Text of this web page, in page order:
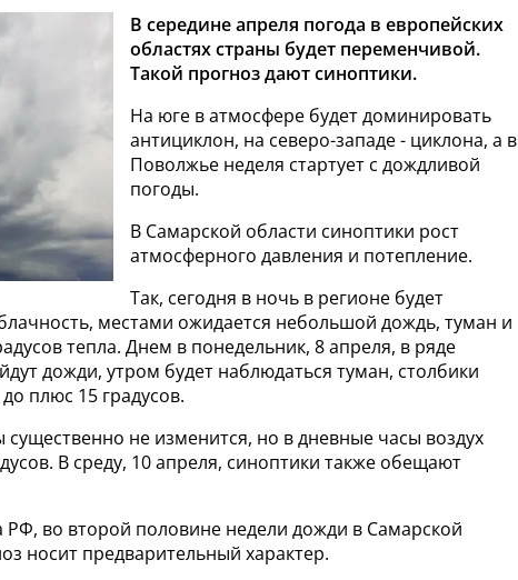
В середине апреля погода в европейских
областях страны будет переменчивой.
Такой прогноз дают синоптики.
На юге в атмосфере будет доминировать
антициклон, на северо-западе - циклона, а в
Поволжье неделя стартует с дождливой
погоды.
В Самарской области синоптики рост
атмосферного давления и потепление.
Так, сегодня в ночь в регионе будет
местами ожидается небольшой дождь, туман и
тепла. Днем в понедельник, 8 апреля, в ряде
дожди, утром будет наблюдаться туман, столбики
плюс 15 градусов.
существенно не изменится, но в дневные часы воздух
В среду, 10 апреля, синоптики также обещают
во второй половине недели дожди в Самарской
носит предварительный характер.